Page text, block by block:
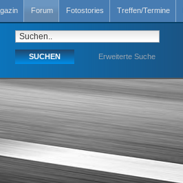
Forum Fotostories Treffen/Termine
Erweiterte Suche